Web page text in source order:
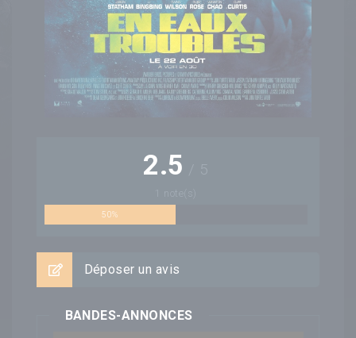
2.5 / 5
note(s)
50%
Déposer un avis
BANDES-ANNONCES